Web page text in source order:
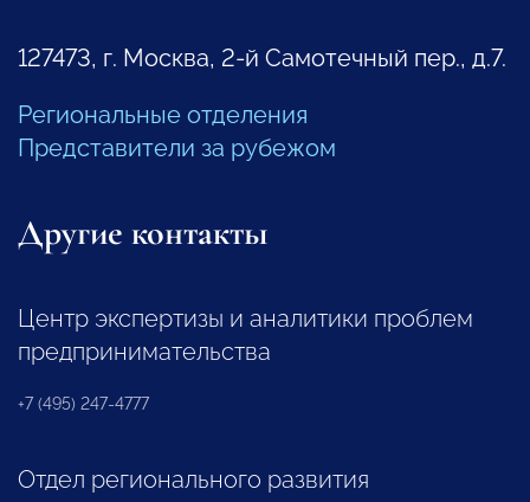
127473, г. Москва, 2-й Самотечный пер., д.7.
Региональные отделения
Представители за рубежом
Другие контакты
Центр экспертизы и аналитики проблем
предпринимательства
+7 (495) 247-4777
Отдел регионального развития